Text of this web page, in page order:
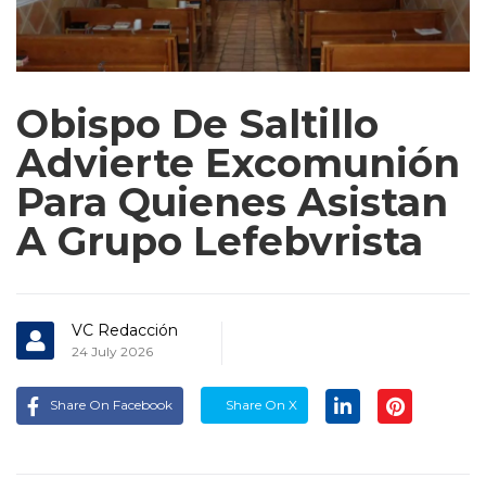
Obispo De Saltillo
Advierte Excomunión
Para Quienes Asistan
A Grupo Lefebvrista
VC Redacción
24 July 2026
Share On Facebook Share On X